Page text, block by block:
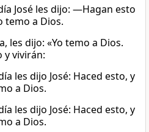
José les dijo: —Hagan esto
temo a Dios.
les dijo: «Yo temo a Dios.
y vivirán:
les dijo José: Haced esto, y
a Dios.
les dijo José: Haced esto, y
a Dios.